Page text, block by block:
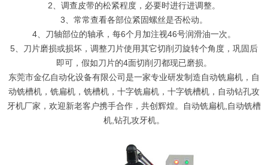
2、调查皮带的松紧程度，必要时进行进调整。
3、常常查看各部位紧固螺丝是否松动。
4、刀轴部位的轴承，每6个月加注视46号润滑油一次。
5、刀片磨损或损坏，调整刀片使用其它切削刃旋转个角度，巩固后
即可，假如刀片的4面切削刃都现已磨损。
东莞市金亿自动化设备有限公司是一家专业研发制造自动铣扁机，自
动铣槽机，铣扁机，铣槽机，十字铣扁机，十字铣槽机，自动钻孔攻
牙机厂家，欢迎新老客户携手合作，共创辉煌。自动铣扁机,自动铣槽
机,钻孔攻牙机。